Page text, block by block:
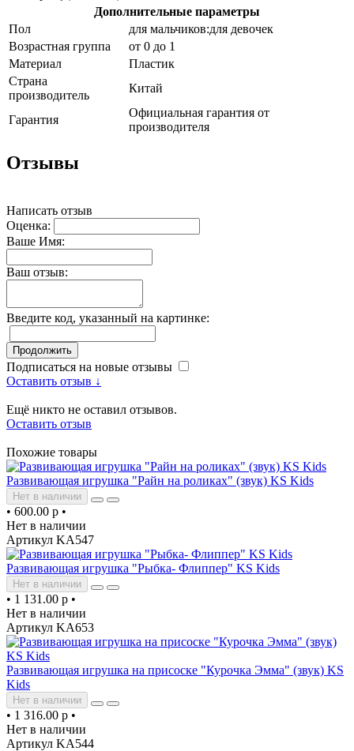
Дополнительные параметры
Пол
для мальчиков:для девочек
Возрастная группа
от 0 до 1
Материал
Пластик
Страна
производитель
Китай
Гарантия
Официальная гарантия от
производителя
Отзывы
Написать отзыв
Оценка:
Ваше Имя:
Ваш отзыв:
Введите код, указанный на картинке:
Продолжить
Подписаться на новые отзывы
Оставить отзыв ↓
Ещё никто не оставил отзывов.
Оставить отзыв
Похожие товары
Развивающая игрушка "Райн на роликах" (звук) KS Kids
Нет в наличии
• 600.00 р •
Нет в наличии
Артикул KA547
Развивающая игрушка "Рыбка- Флиппер" KS Kids
Нет в наличии
• 1 131.00 р •
Нет в наличии
Артикул KA653
Развивающая игрушка на присоске "Курочка Эмма" (звук) KS
Kids
Нет в наличии
• 1 316.00 р •
Нет в наличии
Артикул KA544